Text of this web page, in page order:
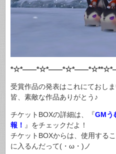
受賞作品の発表はこれにておしま
皆、素敵な作品ありがとう♪
チケットBOXの詳細は、『GMう
報！ 』をチェックだよ！
チケットBOXからは、使用する
に入るんだって(・ω・)ノ